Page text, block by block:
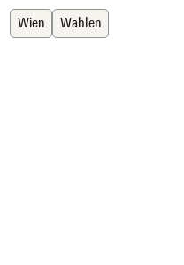
Wien Wahlen